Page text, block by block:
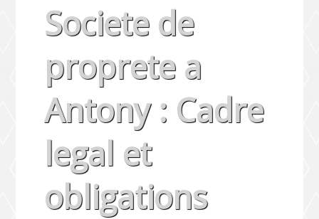
Societe de
proprete a
Antony : Cadre
legal et
obligations